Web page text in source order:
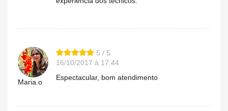
Maria.o
5 / 5
16/10/2017 à 17:44
Espectacular, bom atendimento